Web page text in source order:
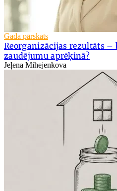
Gada pārskats
Reorganizācijas rezultāts –
zaudējumu aprēķinā?
Jeļena Mihejenkova